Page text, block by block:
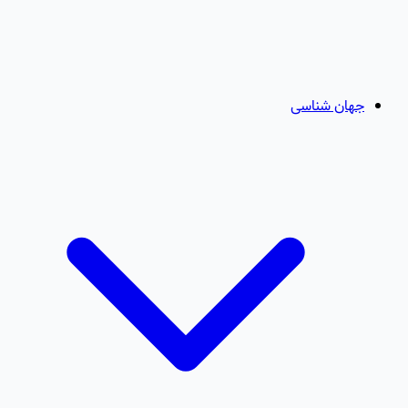
جهان شناسی